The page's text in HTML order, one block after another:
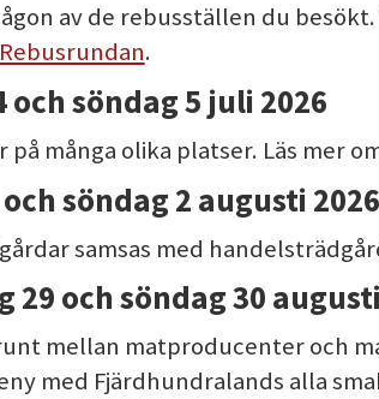
av de rebusställen du
.
söndag 5 juli 2026
många olika platser. Läs mer
söndag 2 augusti 2026
samsas med
29 och söndag 30
mellan matproducenter och
med Fjärdhundralands alla